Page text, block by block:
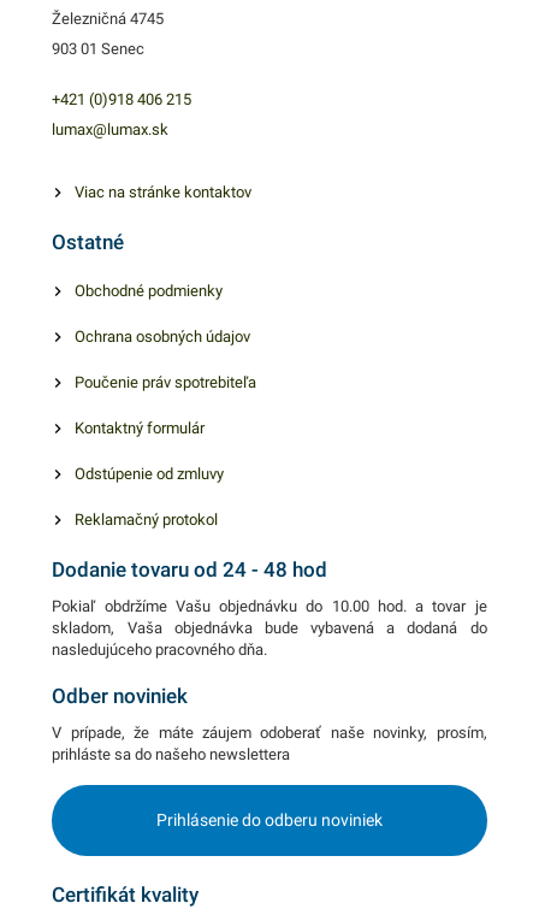
našej ponuke nájdete ďalšie
podobné produkty.
Železničná 4745
903 01 Senec
+421 (0)918 406 215
lumax@lumax.sk
Viac na stránke kontaktov
Ostatné
Obchodné podmienky
Ochrana osobných údajov
Poučenie práv spotrebiteľa
Kontaktný formulár
Odstúpenie od zmluvy
Reklamačný protokol
Dodanie tovaru od 24 - 48 hod
Pokiaľ obdržíme Vašu objednávku do 10.00 hod. a tovar je
skladom, Vaša objednávka bude vybavená a dodaná do
nasledujúceho pracovného dňa.
Odber noviniek
V prípade, že máte záujem odoberať naše novinky, prosím,
prihláste sa do našeho newslettera
Prihlásenie do odberu noviniek
Certifikát kvality